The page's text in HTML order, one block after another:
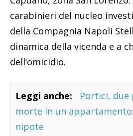
carabinieri del nucleo
della Compagnia Napoli
dinamica della vicenda e a
dell’omicidio.
Leggi anche:
Portici, due
morte in un
nipote